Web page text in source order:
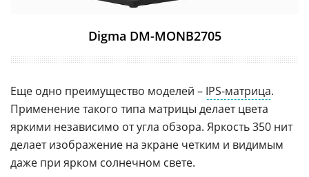
Digma DM-MONB2705
Еще одно преимущество моделей – IPS-матрица.
Применение такого типа матрицы делает цвета
яркими независимо от угла обзора. Яркость 350 нит
делает изображение на экране четким и видимым
даже при ярком солнечном свете.